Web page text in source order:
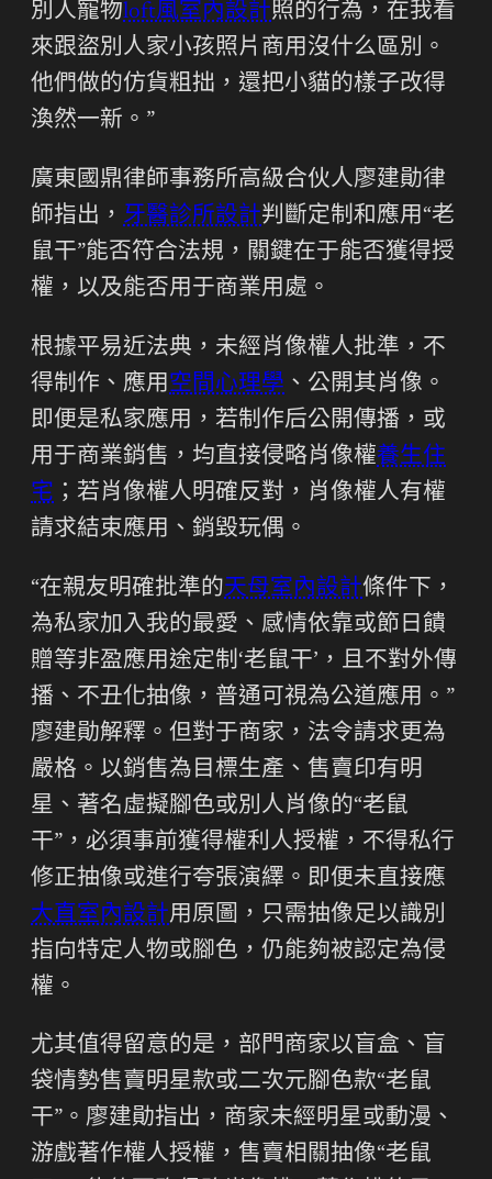
別人寵物loft風室內設計照的行為，在我看
來跟盜別人家小孩照片商用沒什么區別。
他們做的仿貨粗拙，還把小貓的樣子改得
渙然一新。”
廣東國鼎律師事務所高級合伙人廖建勛律
師指出， 牙醫診所設計判斷定制和應用“老
鼠干”能否符合法規，關鍵在于能否獲得授
權，以及能否用于商業用處。
根據平易近法典，未經肖像權人批準，不
得制作、應用空間心理學 、公開其肖像。
即便是私家應用，若制作后公開傳播，或
用于商業銷售，均直接侵略肖像權養生住
宅 ；若肖像權人明確反對，肖像權人有權
請求結束應用、銷毀玩偶。
“在親友明確批準的天母室內設計條件下，
為私家加入我的最愛、感情依靠或節日饋
贈等非盈應用途定制‘老鼠干’，且不對外傳
播、不丑化抽像，普通可視為公道應用。”
廖建勛解釋。但對于商家，法令請求更為
嚴格。以銷售為目標生產、售賣印有明
星、著名虛擬腳色或別人肖像的“老鼠
干”，必須事前獲得權利人授權，不得私行
修正抽像或進行夸張演繹。即便未直接應
大直室內設計用原圖，只需抽像足以識別
指向特定人物或腳色，仍能夠被認定為侵
權。
尤其值得留意的是，部門商家以盲盒、盲
袋情勢售賣明星款或二次元腳色款“老鼠
干”。廖建勛指出，商家未經明星或動漫、
游戲著作權人授權，售賣相關抽像“老鼠